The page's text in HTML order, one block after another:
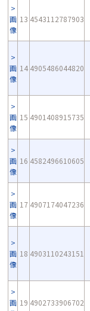
画
像
13 4543112787903
画
像
14 4905486044820
画
像
15 4901408915735
画
像
16 4582496610605
画
像
17 4907174047236
画
像
18 4903110243151
画 19 4902733906702